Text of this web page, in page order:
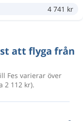
4 741 kr
att flyga från
Fes varierar över
2 112 kr).